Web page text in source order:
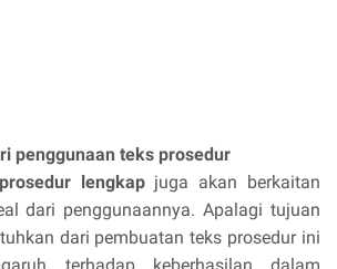
penggunaan teks prosedur
lengkapjuga akan berkaitan
dari penggunaannya. Apalagi tujuan
dari pembuatan teks prosedur ini
terhadap keberhasilan dalam